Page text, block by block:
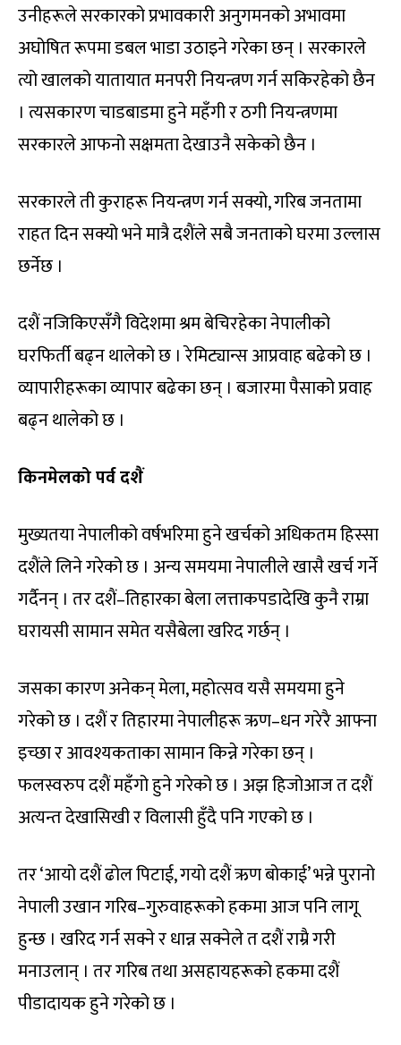
उनीहरूले सरकारको प्रभावकारी अनुगमनको अभावमा
अघोषित रूपमा डबल भाडा उठाइने गरेका छन् । सरकारले
त्यो खालको यातायात मनपरी नियन्त्रण गर्न सकिरहेको छैन
। त्यसकारण चाडबाडमा हुने महँगी र ठगी नियन्त्रणमा
सरकारले आफनो सक्षमता देखाउनै सकेको छैन ।
सरकारले ती कुराहरू नियन्त्रण गर्न सक्यो, गरिब जनतामा
राहत दिन सक्यो भने मात्रै दशैंले सबै जनताको घरमा उल्लास
छर्नेछ ।
दशैं नजिकिएसँगै विदेशमा श्रम बेचिरहेका नेपालीको
घरफिर्ती बढ्न थालेको छ । रेमिट्यान्स आप्रवाह बढेको छ ।
व्यापारीहरूका व्यापार बढेका छन् । बजारमा पैसाको प्रवाह
बढ्न थालेको छ ।
किनमेलको पर्व दशैं
मुख्यतया नेपालीको वर्षभरिमा हुने खर्चको अधिकतम हिस्सा
दशैंले लिने गरेको छ । अन्य समयमा नेपालीले खासै खर्च गर्ने
गर्दैनन् । तर दशैं–तिहारका बेला लत्ताकपडादेखि कुनै राम्रा
घरायसी सामान समेत यसैबेला खरिद गर्छन् ।
जसका कारण अनेकन् मेला, महोत्सव यसै समयमा हुने
गरेको छ । दशैं र तिहारमा नेपालीहरू ऋण–धन गरेरै आफ्ना
इच्छा र आवश्यकताका सामान किन्ने गरेका छन् ।
फलस्वरुप दशैं महँगो हुने गरेको छ । अझ हिजोआज त दशैं
अत्यन्त देखासिखी र विलासी हुँदै पनि गएको छ ।
तर ‘आयो दशैं ढोल पिटाई, गयो दशैं ऋण बोकाई’ भन्ने पुरानो
नेपाली उखान गरिब–गुरुवाहरूको हकमा आज पनि लागू
हुन्छ । खरिद गर्न सक्ने र धान्न सक्नेले त दशैं राम्रै गरी
मनाउलान् । तर गरिब तथा असहायहरूको हकमा दशैं
पीडादायक हुने गरेको छ ।